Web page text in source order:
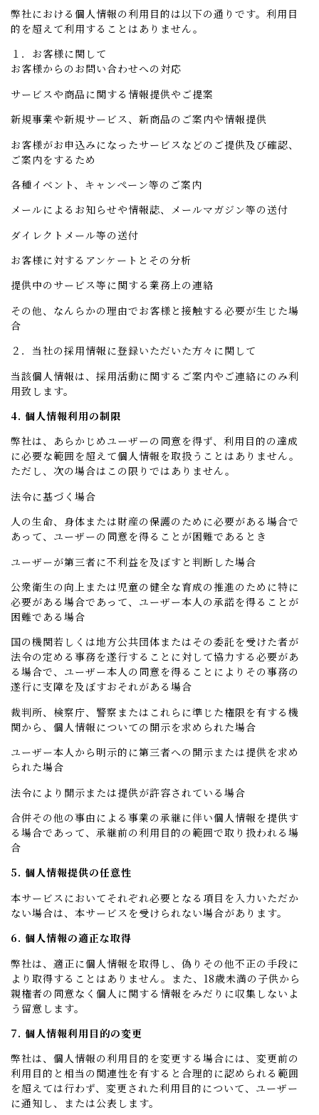
弊社における個人情報の利用目的は以下の通りです。利用目
的を超えて利用することはありません。
１．お客様に関して
お客様からのお問い合わせへの対応
サービスや商品に関する情報提供やご提案
新規事業や新規サービス、新商品のご案内や情報提供
お客様がお申込みになったサービスなどのご提供及び確認、
ご案内をするため
各種イベント、キャンペーン等のご案内
メールによるお知らせや情報誌、メールマガジン等の送付
ダイレクトメール等の送付
お客様に対するアンケートとその分析
提供中のサービス等に関する業務上の連絡
その他、なんらかの理由でお客様と接触する必要が生じた場
合
２．当社の採用情報に登録いただいた方々に関して
当該個人情報は、採用活動に関するご案内やご連絡にのみ利
用致します。
4. 個人情報利用の制限
弊社は、あらかじめユーザーの同意を得ず、利用目的の達成
に必要な範囲を超えて個人情報を取扱うことはありません。
ただし、次の場合はこの限りではありません。
法令に基づく場合
人の生命、身体または財産の保護のために必要がある場合で
あって、ユーザーの同意を得ることが困難であるとき
ユーザーが第三者に不利益を及ぼすと判断した場合
公衆衛生の向上または児童の健全な育成の推進のために特に
必要がある場合であって、ユーザー本人の承諾を得ることが
困難である場合
国の機関若しくは地方公共団体またはその委託を受けた者が
法令の定める事務を遂行することに対して協力する必要があ
る場合で、ユーザー本人の同意を得ることによりその事務の
遂行に支障を及ぼすおそれがある場合
裁判所、検察庁、警察またはこれらに準じた権限を有する機
関から、個人情報についての開示を求められた場合
ユーザー本人から明示的に第三者への開示または提供を求め
られた場合
法令により開示または提供が許容されている場合
合併その他の事由による事業の承継に伴い個人情報を提供す
る場合であって、承継前の利用目的の範囲で取り扱われる場
合
5. 個人情報提供の任意性
本サービスにおいてそれぞれ必要となる項目を入力いただか
ない場合は、本サービスを受けられない場合があります。
6. 個人情報の適正な取得
弊社は、適正に個人情報を取得し、偽りその他不正の手段に
より取得することはありません。また、18歳未満の子供から
親権者の同意なく個人に関する情報をみだりに収集しないよ
う留意します。
7. 個人情報利用目的の変更
弊社は、個人情報の利用目的を変更する場合には、変更前の
利用目的と相当の関連性を有すると合理的に認められる範囲
を超えては行わず、変更された利用目的について、ユーザー
に通知し、または公表します。